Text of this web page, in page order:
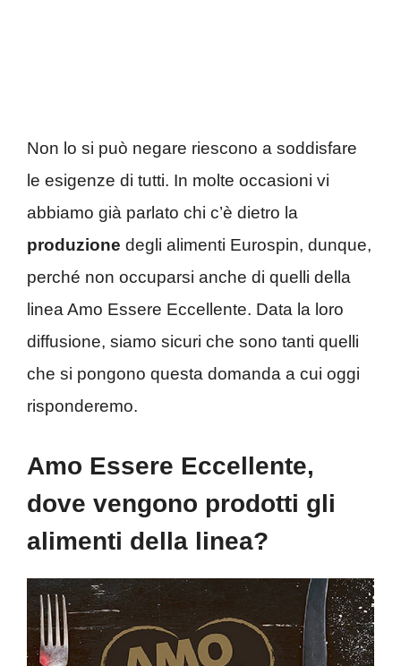
Non lo si può negare riescono a soddisfare
le esigenze di tutti. In molte occasioni vi
abbiamo già parlato chi c’è dietro la
produzione degli alimenti Eurospin, dunque,
perché non occuparsi anche di quelli della
linea Amo Essere Eccellente. Data la loro
diffusione, siamo sicuri che sono tanti quelli
che si pongono questa domanda a cui oggi
risponderemo.
Amo Essere Eccellente,
dove vengono prodotti gli
alimenti della linea?